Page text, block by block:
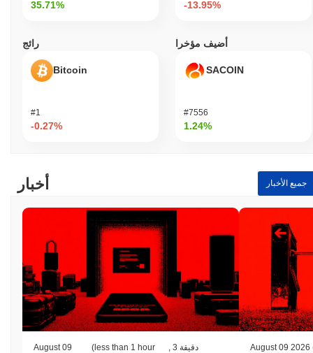
35.71% -13.95%
رائج
Bitcoin
#1
-0.27%
أضيف مؤخرا
SACOIN
#7556
1.24%
أخبار جميع الأخبار
August 09
(less than 1 hour
3 دقيقة
August 09 2026